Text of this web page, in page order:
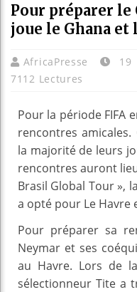
Pour préparer le
joue le Ghana et
AfricaPresse 19
7112 Lectures
Pour la période FIFA
rencontres
la majorité de leurs
rencontres auront
Brasil Global Tour »,
a opté pour Le Havre
Pour préparer sa
Neymar et ses
au Havre. Lors de
sélectionneur Tite a